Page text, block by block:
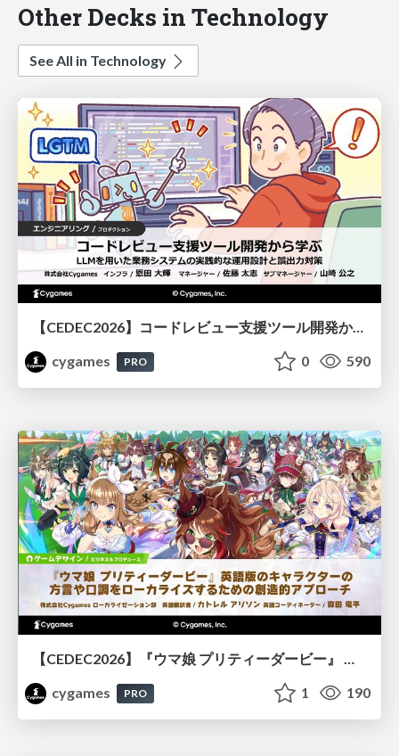
Other Decks in Technology
See All in Technology
【CEDEC2026】コードレビュー支援ツール開発から学ぶ：LLMを用いた業務システムの実践的な運用設計と誤出力対策
cygames
PRO 0 590
【CEDEC2026】『ウマ娘 プリティーダービー』 英語版のキャラクターの方言や口調をローカライズするための創造的アプローチ
cygames
PRO 1 190